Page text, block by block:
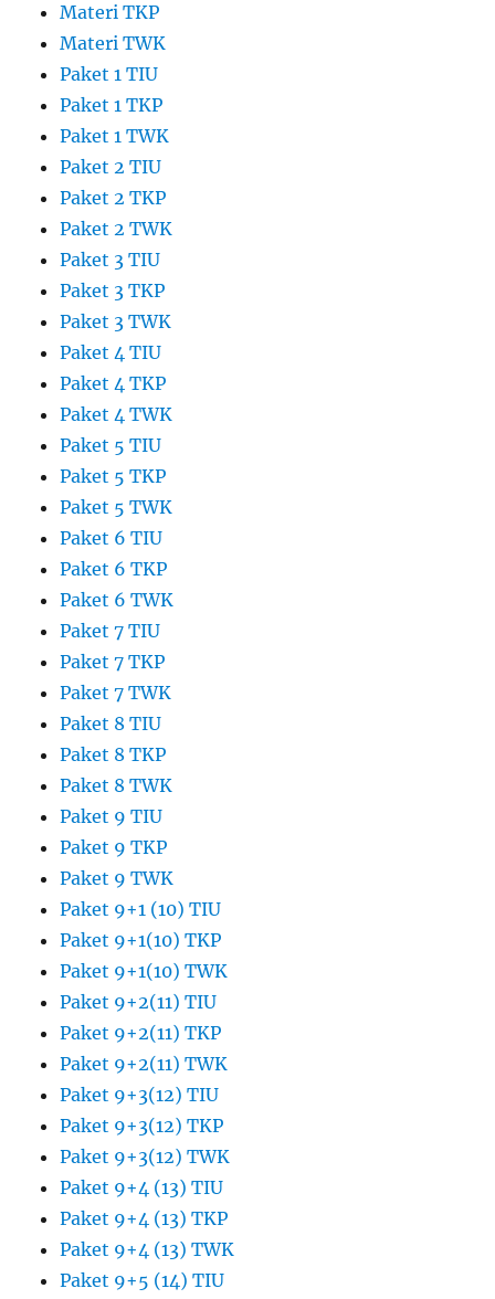
Materi TKP
Materi TWK
Paket 1 TIU
Paket 1 TKP
Paket 1 TWK
Paket 2 TIU
Paket 2 TKP
Paket 2 TWK
Paket 3 TIU
Paket 3 TKP
Paket 3 TWK
Paket 4 TIU
Paket 4 TKP
Paket 4 TWK
Paket 5 TIU
Paket 5 TKP
Paket 5 TWK
Paket 6 TIU
Paket 6 TKP
Paket 6 TWK
Paket 7 TIU
Paket 7 TKP
Paket 7 TWK
Paket 8 TIU
Paket 8 TKP
Paket 8 TWK
Paket 9 TIU
Paket 9 TKP
Paket 9 TWK
Paket 9+1 (10) TIU
Paket 9+1(10) TKP
Paket 9+1(10) TWK
Paket 9+2(11) TIU
Paket 9+2(11) TKP
Paket 9+2(11) TWK
Paket 9+3(12) TIU
Paket 9+3(12) TKP
Paket 9+3(12) TWK
Paket 9+4 (13) TIU
Paket 9+4 (13) TKP
Paket 9+4 (13) TWK
Paket 9+5 (14) TIU